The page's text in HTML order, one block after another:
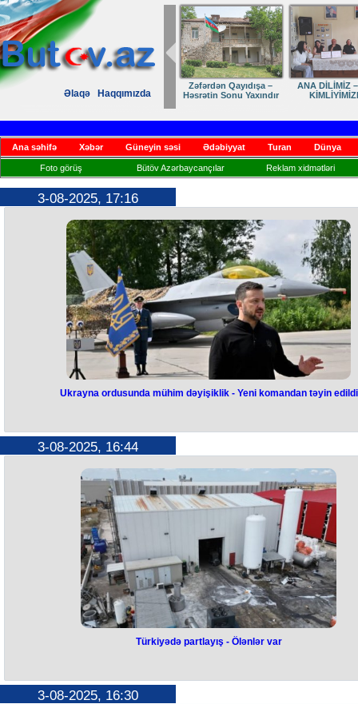
Əlaqə Haqqımızda
Həsrətin Sonu Yaxındır
ANA DİLİMİZ – MİLLİ
KİMLİYİMİZDİR
Ruhumuzun
Ana səhifə Xəbər Güneyin səsi Ədəbiyyat Turan Dünya
Foto görüş Bütöv Azərbaycançılar Reklam xidmətləri
3-08-2025, 17:16
dəyişiklik - Yeni komandan təyin
edildi
Ukrayna Hərbi Hava Qüvvələrinə yeni komandan təyin edilib.
Bu barədə Ukrayna Prezidenti Volodimir Zelenski “Telegram”-da
paylaşımında bildirib.
General-leytenant Anatoliy Krivonojko Ukrayna Hərbi Hava
komandanı təyin olunub.
İki gün əvvəl Nikolay Oleşuk Ukrayna Hərbi Hava Qüvvələrinin
komandanı vəzifəsindən azad edilib.
Ukrayna ordusunda mühim dəyişiklik - Yeni komandan təyin edildi
3-08-2025, 16:44
Türkiyədə anestezik qaz istehsalı müəssisəsində partlayış baş verib,
Türkiyədə partlayış - Ölənlər var
3-08-2025, 16:30